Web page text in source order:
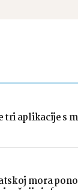
aplikacije s
mora